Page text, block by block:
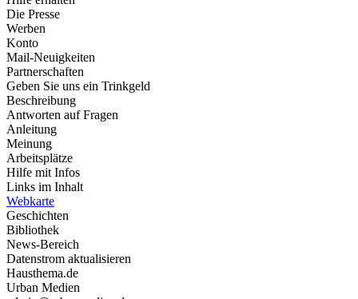
Die Presse
Werben
Konto
Mail-Neuigkeiten
Partnerschaften
Geben Sie uns ein Trinkgeld
Beschreibung
Antworten auf Fragen
Anleitung
Meinung
Arbeitsplätze
Hilfe mit Infos
Links im Inhalt
Webkarte
Geschichten
Bibliothek
News-Bereich
Datenstrom aktualisieren
Hausthema.de
Urban Medien